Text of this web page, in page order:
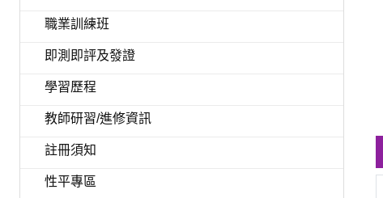
職業訓練班
即測即評及發證
學習歷程
教師研習/進修資訊
註冊須知
性平專區